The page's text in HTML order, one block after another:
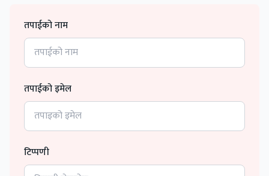
तपाईको नाम
तपाईको इमेल
टिप्पणी